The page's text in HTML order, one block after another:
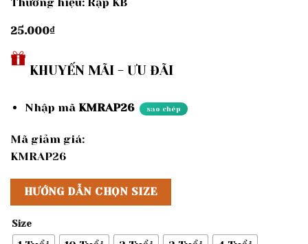
25.000₫
KHUYẾN MÃI - ƯU ĐÃI
Nhập mã KMRAP26 sao chép
Mã giảm giá:
KMRAP26
HƯỚNG DẪN CHỌN SIZE
Size